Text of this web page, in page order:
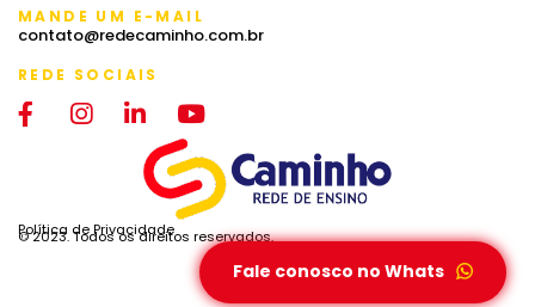
Fale conosco no Whats
MANDE UM E-MAIL
contato@redecaminho.com.br
REDE SOCIAIS
Política de Privacidade
© 2023. Todos os direitos reservados.